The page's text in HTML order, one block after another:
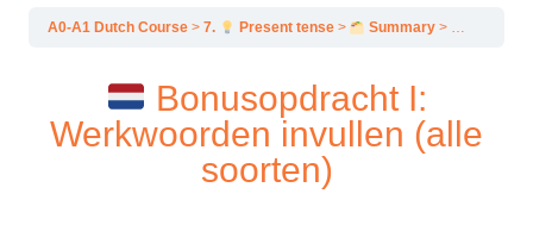
A0-A1 Dutch Course 7. Present tense Summary
Bonusopdracht I:
Werkwoorden invullen (alle
soorten)